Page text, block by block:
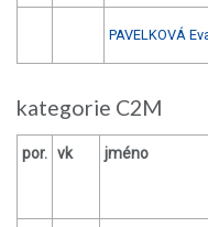
PAVELKOVÁ
kategorie C2M
por. vk jméno